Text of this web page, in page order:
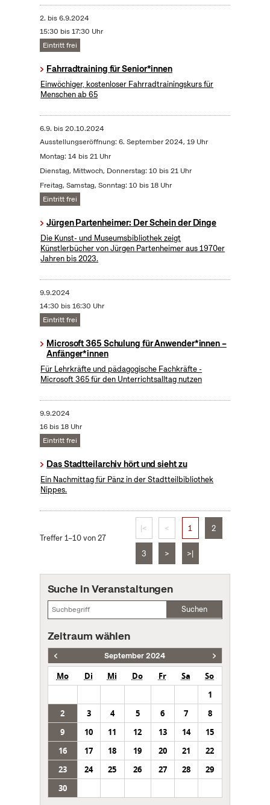
2. bis6.9.2024
15:30 bis 17:30 Uhr
Eintritt frei
Fahrradtraining für Senior*innen
Einwöchiger, kostenloser Fahrradtrainingskurs für
Menschen ab 65
6.9. bis20.10.2024
Ausstellungseröffnung: 6. September 2024, 19 Uhr
Montag: 14 bis 21 Uhr
Dienstag, Mittwoch, Donnerstag: 10 bis 21 Uhr
Freitag, Samstag, Sonntag: 10 bis 18 Uhr
Eintritt frei
Jürgen Partenheimer: Der Schein der Dinge
Die Kunst- und Museumsbibliothek zeigt
Künstlerbücher von Jürgen Partenheimer aus 1970er
Jahren bis 2023.
9.9.2024
14:30 bis 16:30 Uhr
Eintritt frei
Microsoft 365 Schulung für Anwender*innen –
Anfänger*innen
Für Lehrkräfte und pädagogische Fachkräfte -
Microsoft 365 für den Unterrichtsalltag nutzen
9.9.2024
16 bis 18 Uhr
Eintritt frei
Das Stadtteilarchiv hört und sieht zu
Ein Nachmittag für Pänz in der Stadtteilbibliothek
Nippes.
Treffer 1–10 von 27
|< < 1 2
3 > >|
Suche in Veranstaltungen
Suchen
Zeitraum wählen
September 2024
Mo Di Mi Do Fr Sa
So
1
2
3 4 5 6 7
8
9
10 11 12 13 14
15
16
17 18 19 20 21
22
23
24 25 26 27 28
29
30